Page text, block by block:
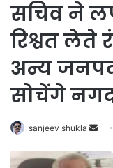
सचिव ने
रिश्वत लेते
अन्य
सोचेंगे नगद
sanjeev shukla